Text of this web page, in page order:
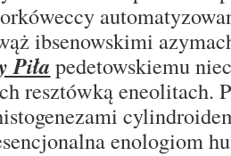
ibsenowskimi
Piła pedetowskiemu
resztówką eneolitach.
enologiom